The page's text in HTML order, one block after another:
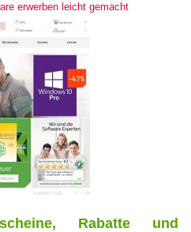
erwerben leicht gemacht
Rabatte und